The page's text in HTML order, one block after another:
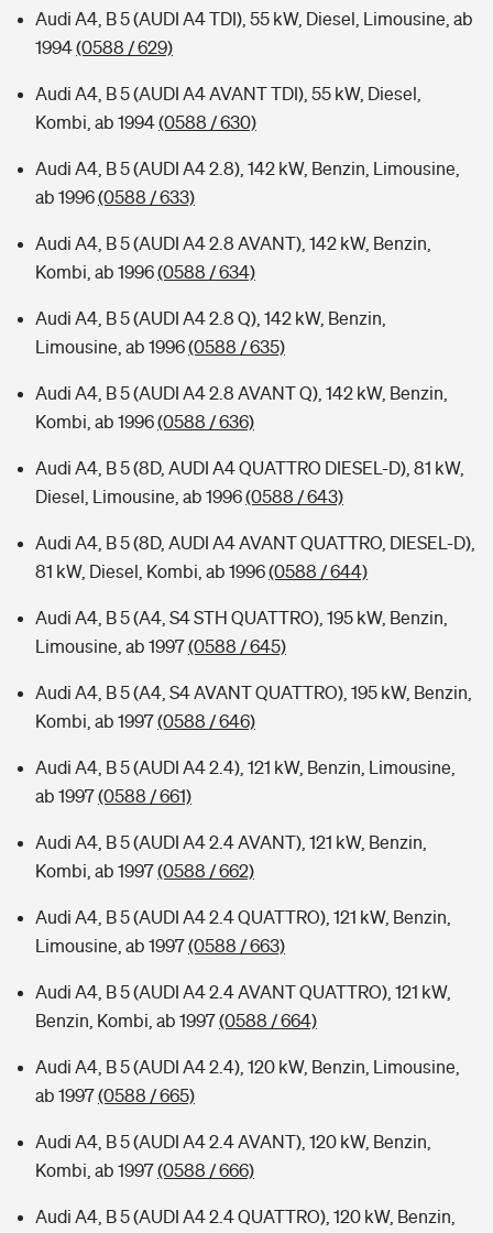
Audi A4, B 5 (AUDI A4 TDI), 55 kW, Diesel, Limousine, ab
1994(0588 / 629)
Audi A4, B 5 (AUDI A4 AVANT TDI), 55 kW, Diesel,
Kombi, ab 1994(0588 / 630)
Audi A4, B 5 (AUDI A4 2.8), 142 kW, Benzin, Limousine,
ab 1996(0588 / 633)
Audi A4, B 5 (AUDI A4 2.8 AVANT), 142 kW, Benzin,
Kombi, ab 1996(0588 / 634)
Audi A4, B 5 (AUDI A4 2.8 Q), 142 kW, Benzin,
Limousine, ab 1996(0588 / 635)
Audi A4, B 5 (AUDI A4 2.8 AVANT Q), 142 kW, Benzin,
Kombi, ab 1996(0588 / 636)
Audi A4, B 5 (8D, AUDI A4 QUATTRO DIESEL-D), 81 kW,
Diesel, Limousine, ab 1996(0588 / 643)
Audi A4, B 5 (8D, AUDI A4 AVANT QUATTRO, DIESEL-D),
81 kW, Diesel, Kombi, ab 1996(0588 / 644)
Audi A4, B 5 (A4, S4 STH QUATTRO), 195 kW, Benzin,
Limousine, ab 1997(0588 / 645)
Audi A4, B 5 (A4, S4 AVANT QUATTRO), 195 kW, Benzin,
Kombi, ab 1997(0588 / 646)
Audi A4, B 5 (AUDI A4 2.4), 121 kW, Benzin, Limousine,
ab 1997(0588 / 661)
Audi A4, B 5 (AUDI A4 2.4 AVANT), 121 kW, Benzin,
Kombi, ab 1997(0588 / 662)
Audi A4, B 5 (AUDI A4 2.4 QUATTRO), 121 kW, Benzin,
Limousine, ab 1997(0588 / 663)
Audi A4, B 5 (AUDI A4 2.4 AVANT QUATTRO), 121 kW,
Benzin, Kombi, ab 1997(0588 / 664)
Audi A4, B 5 (AUDI A4 2.4), 120 kW, Benzin, Limousine,
ab 1997(0588 / 665)
Audi A4, B 5 (AUDI A4 2.4 AVANT), 120 kW, Benzin,
Kombi, ab 1997(0588 / 666)
Audi A4, B 5 (AUDI A4 2.4 QUATTRO), 120 kW, Benzin,